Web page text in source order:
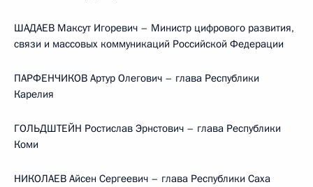
ШАДАЕВ Максут Игоревич – Министр цифрового развития,
связи и массовых коммуникаций Российской Федерации
ПАРФЕНЧИКОВ Артур Олегович – глава Республики
Карелия
ГОЛЬДШТЕЙН Ростислав Эрнстович – глава Республики
Коми
НИКОЛАЕВ Айсен Сергеевич – глава Республики Саха